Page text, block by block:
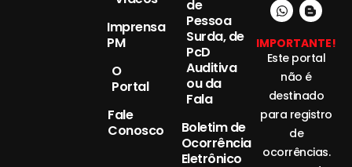
Imprensa
PM
O
Portal
Fale
Conosco
de
Pessoa
Surda, de
PcD
Auditiva
ou da
Fala
Boletim de
Ocorrência
Eletrônico
IMPORTANTE!
Este portal
não é
destinado
para registro
de
ocorrências.